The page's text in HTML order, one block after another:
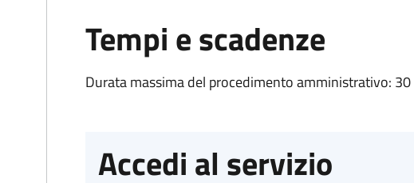
Tempi e scadenze
Durata massima del procedimento amministrativo:
Accedi al servizio